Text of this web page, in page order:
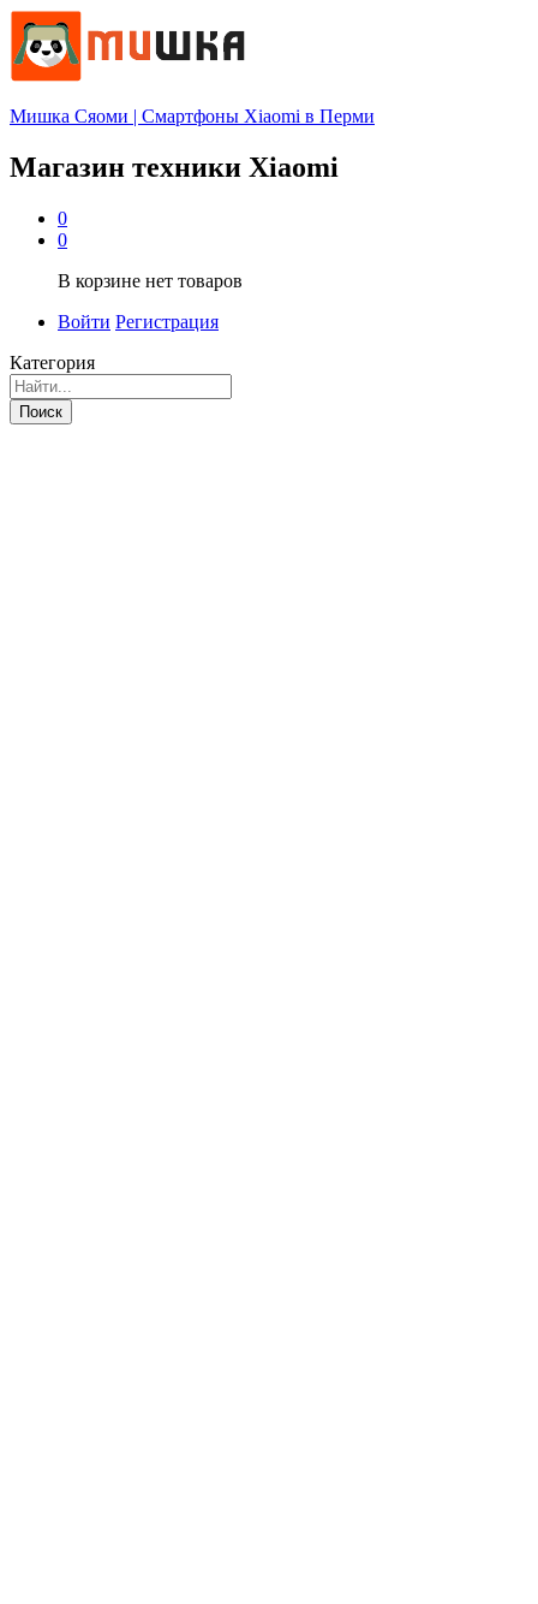
Мишка Сяоми | Смартфоны Xiaomi в Перми
Магазин техники Xiaomi
0
0
В корзине нет товаров
Войти Регистрация
Категория
Поиск